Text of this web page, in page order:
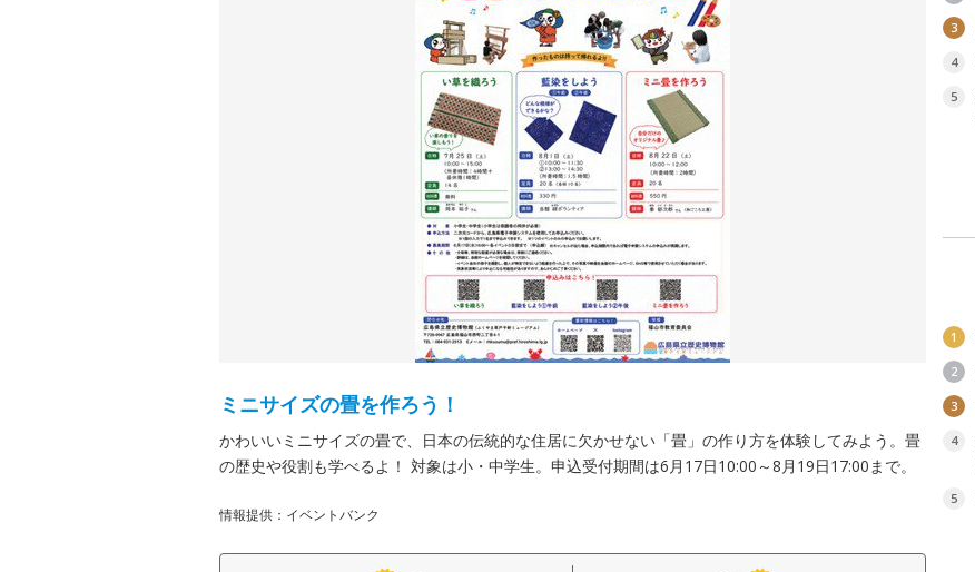
ミニサイズの畳を作ろう！
かわいいミニサイズの畳で、日本の伝統的な住居に欠かせない「畳」の作り方を体験してみよう。畳
の歴史や役割も学べるよ！ 対象は小・中学生。申込受付期間は6月17日10:00～8月19日17:00まで。
情報提供：イベントバンク
3
4
5
1
2
3
4
5